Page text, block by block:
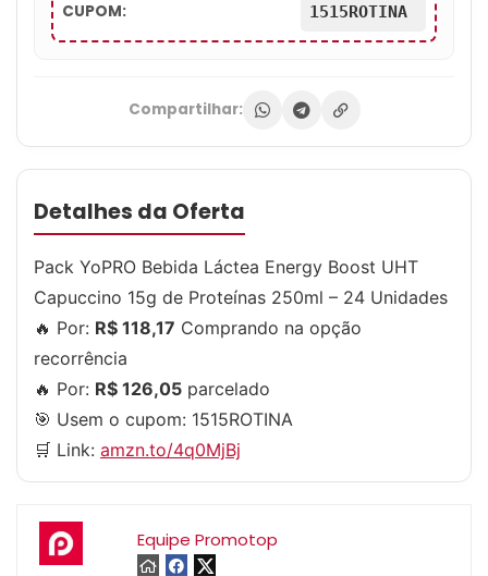
CUPOM: 1515ROTINA
Compartilhar:
Detalhes da Oferta
Pack YoPRO Bebida Láctea Energy Boost UHT
Capuccino 15g de Proteínas 250ml – 24 Unidades
🔥 Por: R$ 118,17 Comprando na opção
recorrência
🔥 Por: R$ 126,05 parcelado
🎯 Usem o cupom: 1515ROTINA
🛒 Link: amzn.to/4q0MjBj
Equipe Promotop